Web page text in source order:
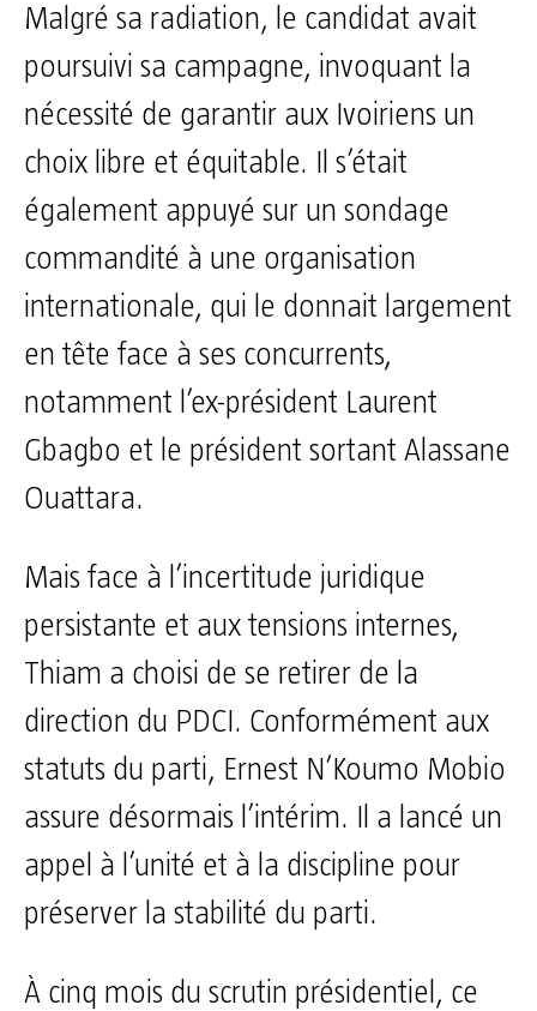
Malgré sa radiation, le candidat avait
poursuivi sa campagne, invoquant la
nécessité de garantir aux Ivoiriens un
choix libre et équitable. Il s’était
également appuyé sur un sondage
commandité à une organisation
internationale, qui le donnait largement
en tête face à ses concurrents,
notamment l’ex-président Laurent
Gbagbo et le président sortant Alassane
Ouattara.
Mais face à l’incertitude juridique
persistante et aux tensions internes,
Thiam a choisi de se retirer de la
direction du PDCI. Conformément aux
statuts du parti, Ernest N’Koumo Mobio
assure désormais l’intérim. Il a lancé un
appel à l’unité et à la discipline pour
préserver la stabilité du parti.
À cinq mois du scrutin présidentiel, ce